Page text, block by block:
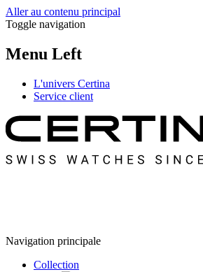
Aller au contenu principal
Toggle navigation
Menu Left
L'univers Certina
Service client
Navigation principale
Collection